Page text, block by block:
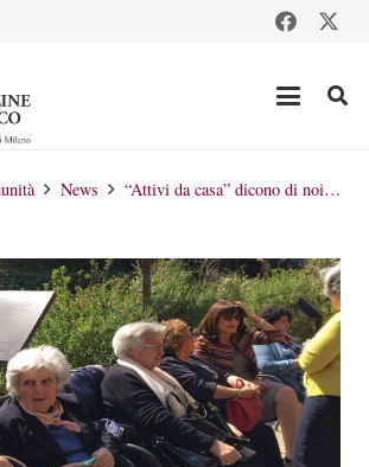
News “Attivi da casa” dicono di noi…